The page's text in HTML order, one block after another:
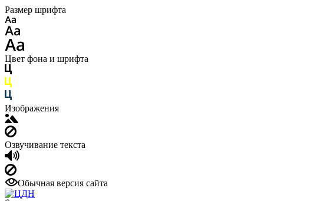
Размер шрифта
Цвет фона и шрифта
Изображения
Озвучивание текста
Обычная версия сайта